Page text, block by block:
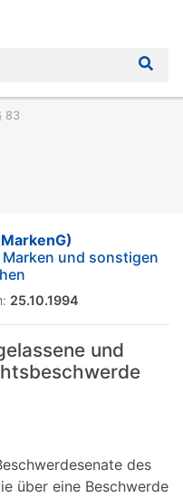
83
und sonstigen
25.10.1994
und
des
über eine Beschwerde